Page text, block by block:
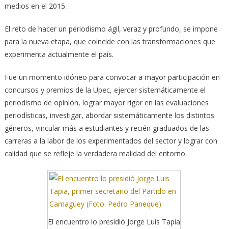
medios en el 2015.
El reto de hacer un periodismo ágil, veraz y profundo, se impone
para la nueva etapa, que coincide con las transformaciones que
experimenta actualmente el país.
Fue un momento idóneo para convocar a mayor participación en
concursos y premios de la Upec, ejercer sistemáticamente el
periodismo de opinión, lograr mayor rigor en las evaluaciones
periodísticas, investigar, abordar sistemáticamente los distintos
géneros, vincular más a estudiantes y recién graduados de las
carreras a la labor de los experimentados del sector y lograr con
calidad que se refleje la verdadera realidad del entorno.
El encuentro lo presidió Jorge Luis Tapia